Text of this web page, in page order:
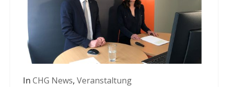
In CHG News, Veranstaltung